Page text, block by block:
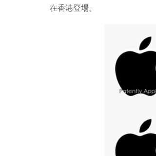
在香港登場。